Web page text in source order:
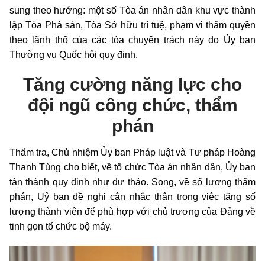
sung theo hướng: một số Tòa án nhân dân khu vực thành
lập Tòa Phá sản, Tòa Sở hữu trí tuệ, phạm vi thẩm quyền
theo lãnh thổ của các tòa chuyên trách này do Ủy ban
Thường vụ Quốc hội quy định.
Tăng cường năng lực cho
đội ngũ công chức, thẩm
phán
Thẩm tra, Chủ nhiệm Ủy ban Pháp luật và Tư pháp Hoàng
Thanh Tùng cho biết, về tổ chức Tòa án nhân dân, Ủy ban
tán thành quy định như dự thảo. Song, về số lượng thẩm
phán, Uỷ ban đề nghị cân nhắc thận trọng việc tăng số
lượng thành viên để phù hợp với chủ trương của Đảng về
tinh gọn tổ chức bộ máy.